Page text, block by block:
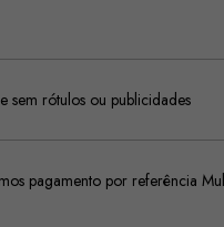
sem rótulos ou publicidades
pagamento por referência